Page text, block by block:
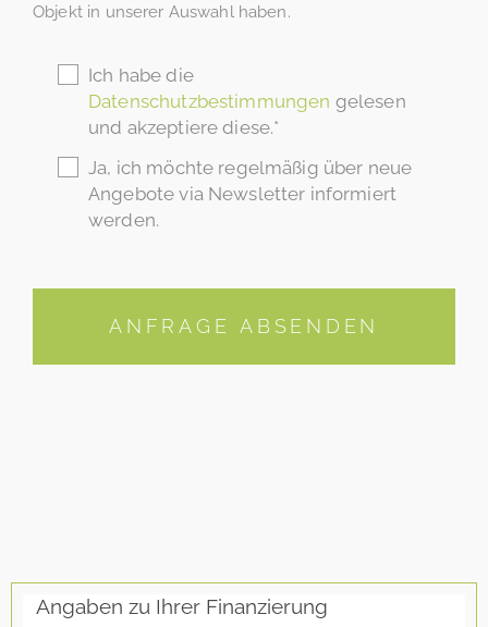
Objekt in unserer Auswahl haben.
Ich habe die
Datenschutzbestimmungen gelesen
und akzeptiere diese.*
Ja, ich möchte regelmäßig über neue
Angebote via Newsletter informiert
werden.
ANFRAGE ABSENDEN